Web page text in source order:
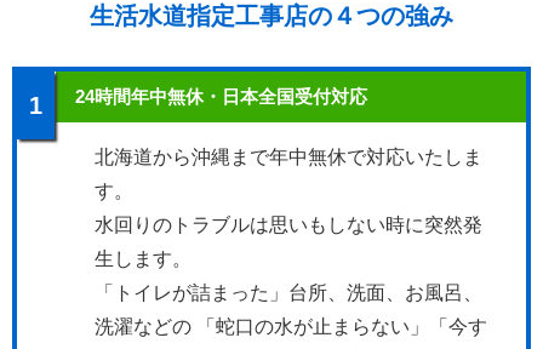
生活水道指定工事店の４つの強み
1 24時間年中無休・日本全国受付対応
北海道から沖縄まで年中無休で対応いたしま
す。
水回りのトラブルは思いもしない時に突然発
生します。
「トイレが詰まった」台所、洗面、お風呂、
洗濯などの 「蛇口の水が止まらない」「今す